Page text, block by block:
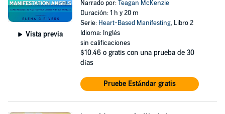
Vista previa
Narrado por:Teagan McKenzie
Duración: 1 h y 20 m
Serie: Heart-Based Manifesting, Libro 2
Idioma: Inglés
sin calificaciones
$10.46 o gratis con una prueba de 30
días
Pruebe Estándar gratis